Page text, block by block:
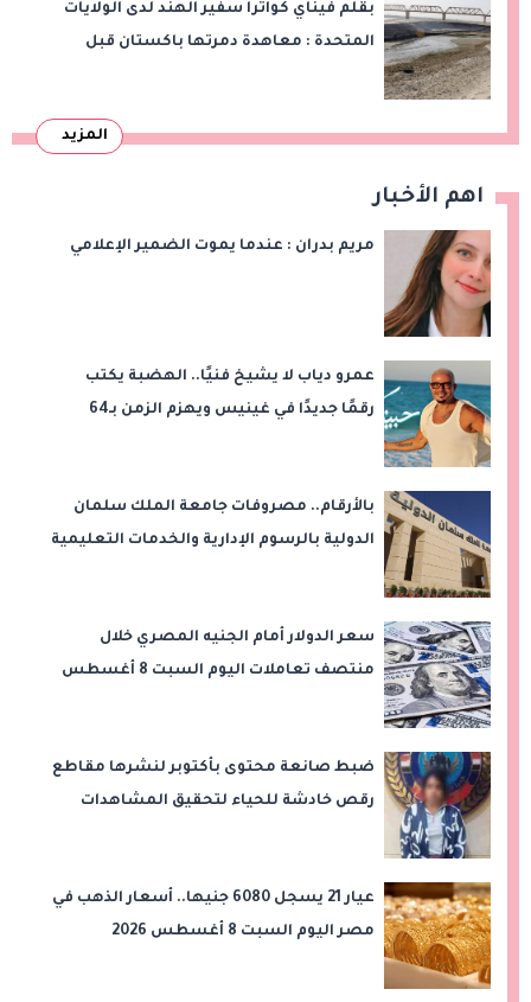
بقلم فيناي كواترا سفير الهند لدى الولايات
المتحدة : معاهدة دمرتها باكستان قبل
المزيد
اهم الأخبار
مريم بدران : عندما يموت الضمير الإعلامي
عمرو دياب لا يشيخ فنيًا.. الهضبة يكتب
رقمًا جديدًا في غينيس ويهزم الزمن بـ64
بالأرقام.. مصروفات جامعة الملك سلمان
الدولية بالرسوم الإدارية والخدمات التعليمية
سعر الدولار أمام الجنيه المصري خلال
منتصف تعاملات اليوم السبت 8 أغسطس
ضبط صانعة محتوى بأكتوبر لنشرها مقاطع
رقص خادشة للحياء لتحقيق المشاهدات
عيار 21 يسجل 6080 جنيها.. أسعار الذهب في
مصر اليوم السبت 8 أغسطس 2026